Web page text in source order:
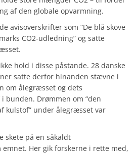
af den globale opvarmning.
avisoverskrifter som “De blå skove
CO2-udledning” og satte
hold i disse påstande. 28 danske
satte derfor hinanden stævne i
om ålegræsset og dets
bunden. Drømmen om “den
kulstof” under ålegræsset var
skete på en såkaldt
emnet. Her gik forskerne i rette med,